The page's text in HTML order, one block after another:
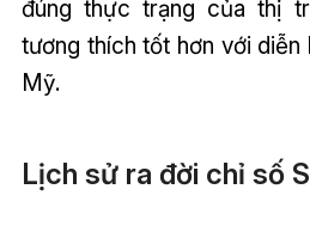
đúng thực trạng của thị
tương thích tốt hơn với diễn
Mỹ.
Lịch sử ra đời chỉ số